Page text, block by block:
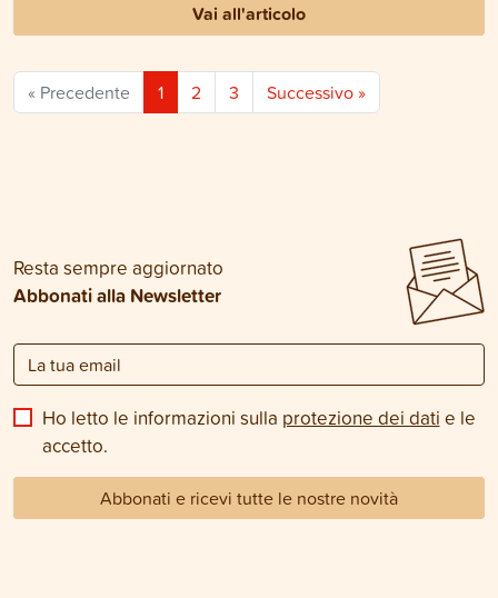
Vai all'articolo
« Precedente 1 2 3 Successivo »
Resta sempre aggiornato
Abbonati alla Newsletter
Ho letto le informazioni sulla protezione dei dati e le
accetto.
Abbonati e ricevi tutte le nostre novità